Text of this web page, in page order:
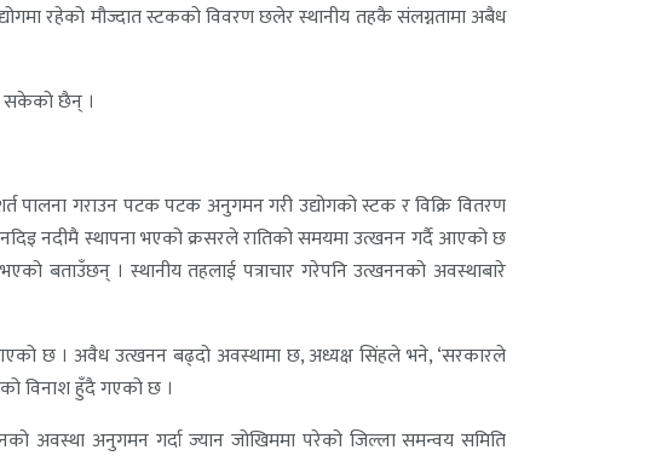
रहेको मौज्दात स्टकको विवरण छलेर स्थानीय तहकै संलग्नतामा अबैध
सकेको छैन् ।
पालना गराउन पटक पटक अनुगमन गरी उद्योगको स्टक र विक्रि वितरण
नदिइ नदीमै स्थापना भएको क्रसरले रातिको समयमा उत्खनन गर्दै आएको छ
बताउँछन् । स्थानीय तहलाई पत्राचार गरेपनि उत्खननको अवस्थाबारे
छ । अवैध उत्खनन बढ्दो अवस्थामा छ, अध्यक्ष सिंहले भने, ‘सरकारले
विनाश हुँदै गएको छ ।
अवस्था अनुगमन गर्दा ज्यान जोखिममा परेको जिल्ला समन्वय समिति